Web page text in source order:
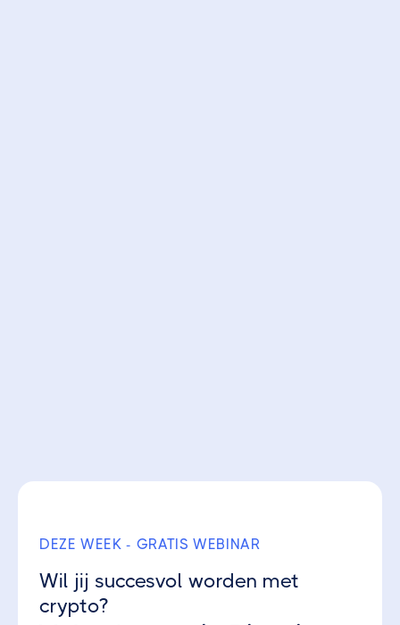
Blockchain
DEZE WEEK - GRATIS WEBINAR
Wil jij succesvol worden met
crypto?